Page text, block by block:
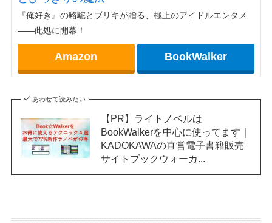
『俺好き』の駱駝とブリキが贈る、極上のアイドルエンタメ
――此処に開幕！
Amazon BookWalker
あわせて読みたい
【PR】ライトノベルは
BookWalkerを中心に使ってます｜
KADOKAWAの直営電子書籍販売
サイトブックウォーカ...